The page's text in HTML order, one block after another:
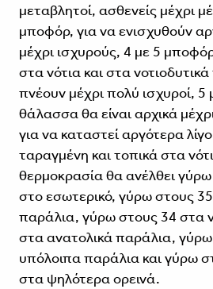
μεταβλητοί, ασθενείς μέχρι
μποφόρ, για να ενισχυθούν
μέχρι ισχυρούς, 4 με 5
στα νότια και στα
πνέουν μέχρι πολύ ισχυροί,
θάλασσα θα είναι αρχικά
για να καταστεί αργότερα
ταραγμένη και τοπικά στα
θερμοκρασία θα ανέλθει
στο εσωτερικό, γύρω στους
παράλια, γύρω στους 34 στα
στα ανατολικά παράλια,
υπόλοιπα παράλια και γύρω
στα ψηλότερα ορεινά.